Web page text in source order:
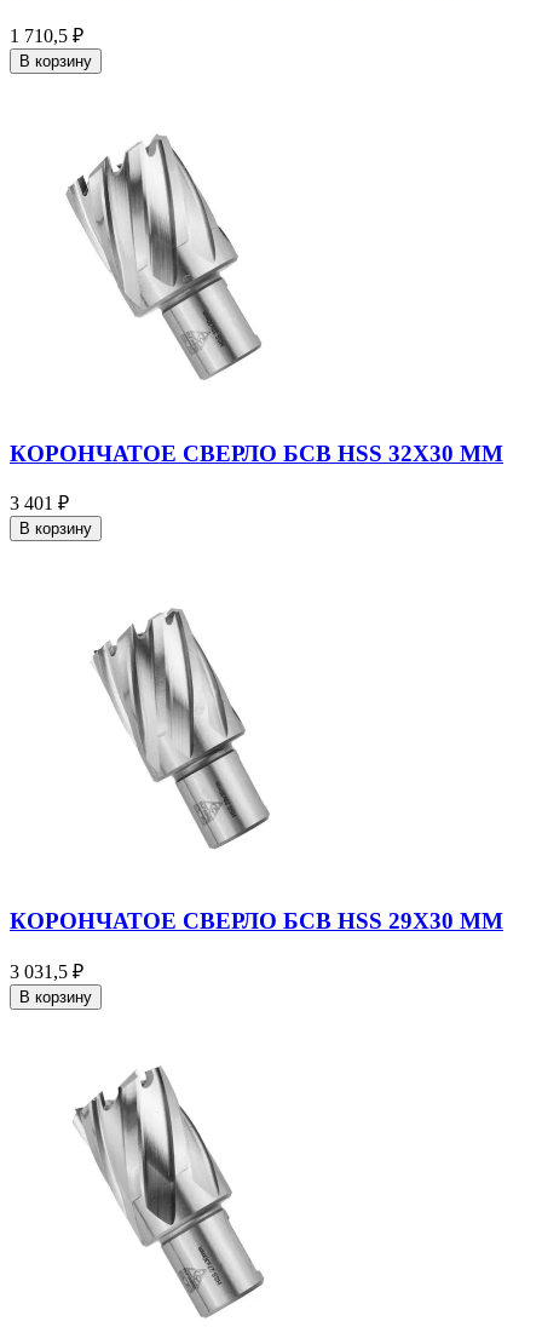
1 710,5 ₽
В корзину
КОРОНЧАТОЕ СВЕРЛО БСВ HSS 32X30 ММ
3 401 ₽
В корзину
КОРОНЧАТОЕ СВЕРЛО БСВ HSS 29X30 ММ
3 031,5 ₽
В корзину